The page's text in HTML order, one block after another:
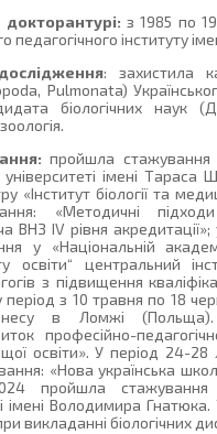
з 1985 по
інституту
: захистила
Pulmonata)
біологічних
пройшла
імені Тараса
«Інститут біології та
«Методичні
ВНЗ IV рівня
у «Національній
освіти“ центральний
з підвищення
період з 10 травня по 18
в Ломжі
професійно-
освіти». У період 24-28
«Нова українська
пройшла стажування
імені Володимира
викладанні біологічних